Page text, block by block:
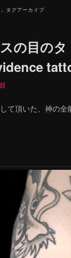
」タグアーカイブ
の目の
て頂いた、神の